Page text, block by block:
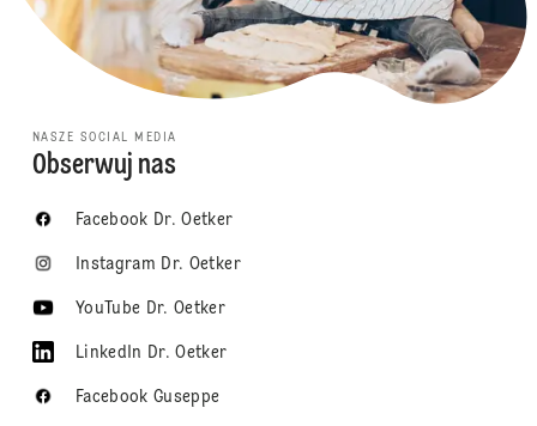
NASZE SOCIAL MEDIA
Obserwuj nas
Facebook Dr. Oetker
Instagram Dr. Oetker
YouTube Dr. Oetker
LinkedIn Dr. Oetker
Facebook Guseppe